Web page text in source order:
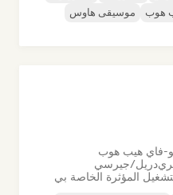
هوب
موسيقى هاوس
فاي هيب هوب
دريل/جيرسي
المؤثرة الخاصة بي